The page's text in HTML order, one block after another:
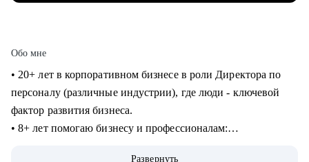
Обо мне
• 20+ лет в корпоративном бизнесе в роли Директора по
персоналу (различные индустрии), где люди - ключевой
фактор развития бизнеса.
• 8+ лет помогаю бизнесу и профессионалам:
Развернуть